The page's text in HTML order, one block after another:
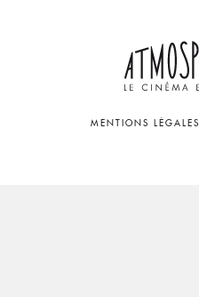
MENTIONS LÉGALES